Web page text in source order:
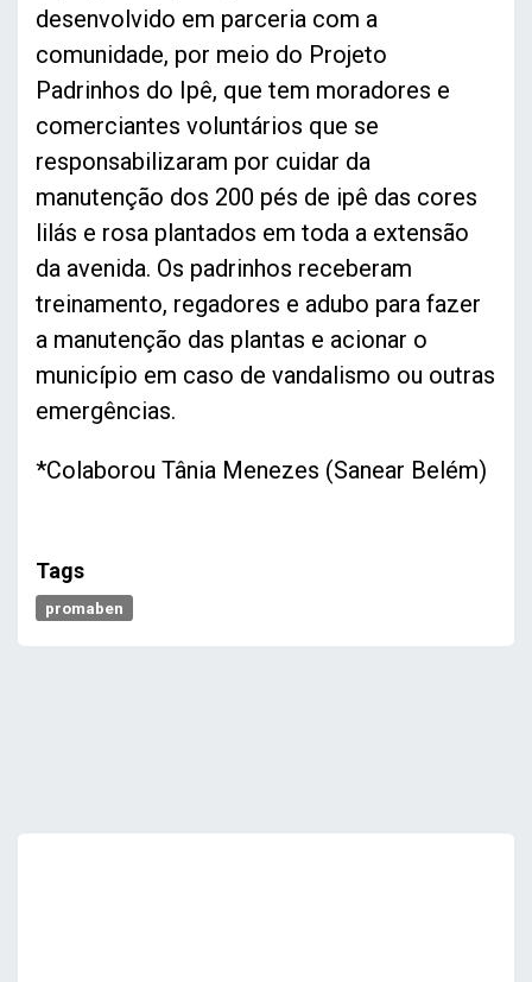
desenvolvido em parceria com a
comunidade, por meio do Projeto
Padrinhos do Ipê, que tem moradores e
comerciantes voluntários que se
responsabilizaram por cuidar da
manutenção dos 200 pés de ipê das cores
lilás e rosa plantados em toda a extensão
da avenida. Os padrinhos receberam
treinamento, regadores e adubo para fazer
a manutenção das plantas e acionar o
município em caso de vandalismo ou outras
emergências.
*Colaborou Tânia Menezes (Sanear Belém)
Tags
promaben